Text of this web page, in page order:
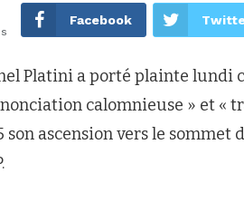
Facebook
Platini a porté plainte lundi
calomnieuse » et «
son ascension vers le